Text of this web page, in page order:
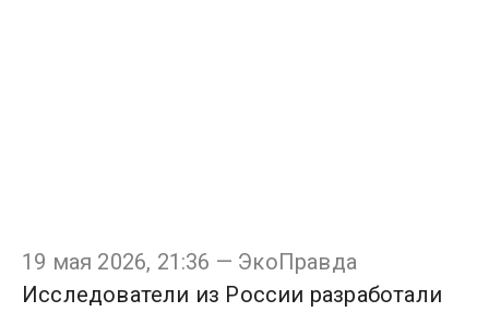
19 мая 2026, 21:36 — ЭкоПравда
Исследователи из России разработали